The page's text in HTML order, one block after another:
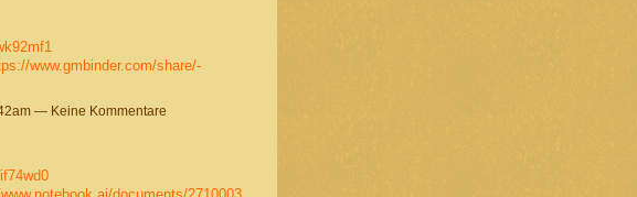
www.gmbinder.com/share/-
— Keine Kommentare